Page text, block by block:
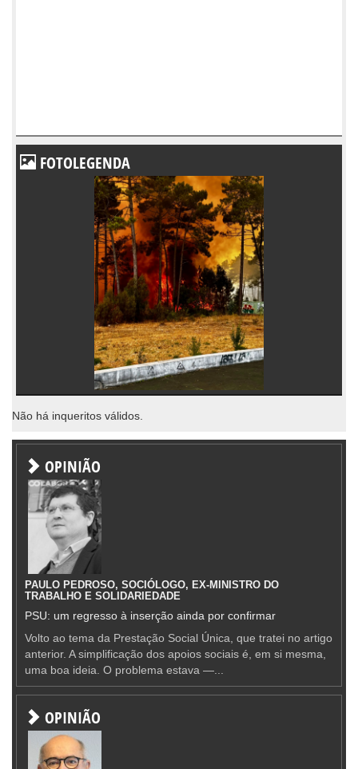
FOTOLEGENDA
Não há inqueritos válidos.
OPINIÃO
PAULO PEDROSO, SOCIÓLOGO, EX-MINISTRO DO
TRABALHO E SOLIDARIEDADE
PSU: um regresso à inserção ainda por confirmar
Volto ao tema da Prestação Social Única, que tratei no artigo
anterior. A simplificação dos apoios sociais é, em si mesma,
uma boa ideia. O problema estava —...
OPINIÃO